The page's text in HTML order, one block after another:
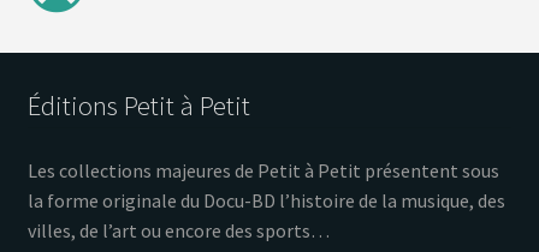
Éditions Petit à Petit
Les collections majeures de Petit à Petit présentent sous
la forme originale du Docu-BD l’histoire de la musique, des
villes, de l’art ou encore des sports…